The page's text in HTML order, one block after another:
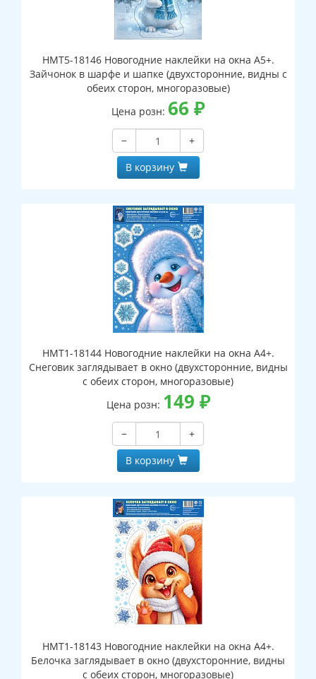
НМТ5-18146 Новогодние наклейки на окна А5+.
Зайчонок в шарфе и шапке (двухсторонние, видны с
обеих сторон, многоразовые)
Цена розн: 66 ₽
−
+
В корзину
НМТ1-18144 Новогодние наклейки на окна А4+.
Снеговик заглядывает в окно (двухсторонние, видны
с обеих сторон, многоразовые)
Цена розн: 149 ₽
−
+
В корзину
НМТ1-18143 Новогодние наклейки на окна А4+.
Белочка заглядывает в окно (двухсторонние, видны
с обеих сторон, многоразовые)